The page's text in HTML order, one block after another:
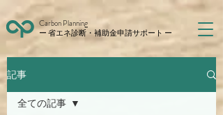
Carbon Planning
ー 省エネ診断・補助金申請サポート ー
記事
全ての記事